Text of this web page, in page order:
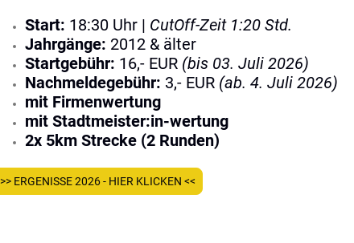
Start: 18:30 Uhr | CutOff-Zeit 1:20 Std.
Jahrgänge: 2012 & älter
Startgebühr: 16,- EUR (bis 03. Juli 2026)
Nachmeldegebühr: 3,- EUR (ab. 4. Juli 2026)
mit Firmenwertung
mit Stadtmeister:in-wertung
2x 5km Strecke (2 Runden)
>> ERGENISSE 2026 - HIER KLICKEN <<